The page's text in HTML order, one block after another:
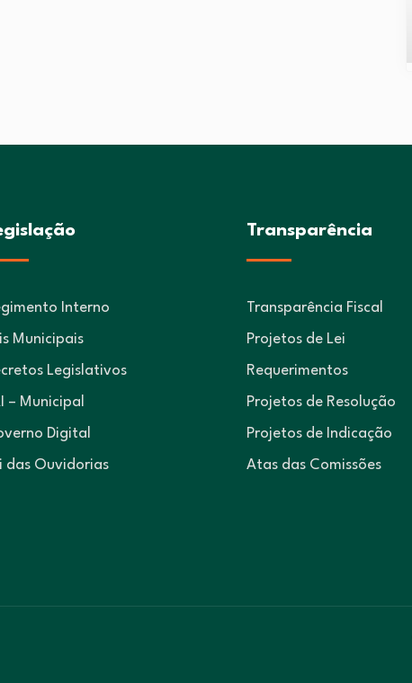
Interno
Municipais
Legislativos
– Municipal
Digital
das Ouvidorias
Transparência
Transparência Fiscal
Projetos de Lei
Requerimentos
Projetos de Resolução
Projetos de Indicação
Atas das Comissões